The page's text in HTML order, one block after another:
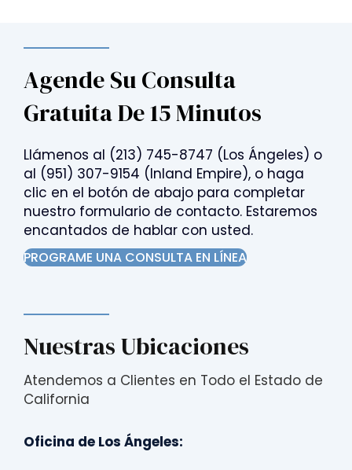
Agende Su Consulta
Gratuita De 15 Minutos
Llámenos al (213) 745-8747 (Los Ángeles) o
al (951) 307-9154 (Inland Empire), o haga
clic en el botón de abajo para completar
nuestro formulario de contacto. Estaremos
encantados de hablar con usted.
PROGRAME UNA CONSULTA EN LÍNEA
Nuestras Ubicaciones
Atendemos a Clientes en Todo el Estado de
California
Oficina de Los Ángeles: